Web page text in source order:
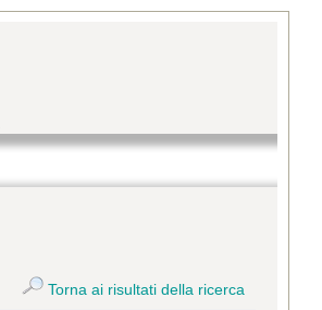
Torna ai risultati della ricerca